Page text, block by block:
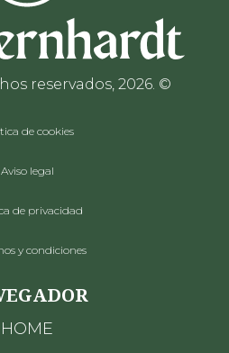
reservados, 2026. ©
de cookies
Aviso legal
de privacidad
y condiciones
HOME